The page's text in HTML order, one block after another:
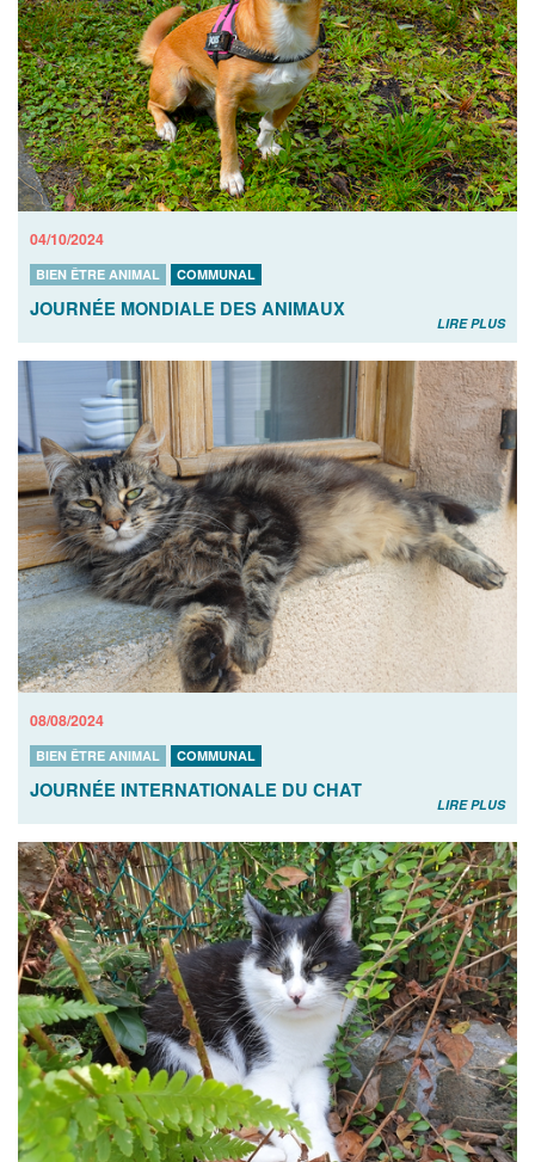
04/10/2024
BIEN ÊTRE ANIMAL COMMUNAL
JOURNÉE MONDIALE DES ANIMAUX
LIRE PLUS
08/08/2024
BIEN ÊTRE ANIMAL COMMUNAL
JOURNÉE INTERNATIONALE DU CHAT
LIRE PLUS